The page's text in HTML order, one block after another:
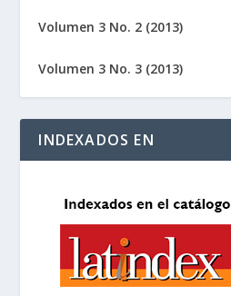
Volumen 3 No. 2 (2013)
Volumen 3 No. 3 (2013)
INDEXADOS EN